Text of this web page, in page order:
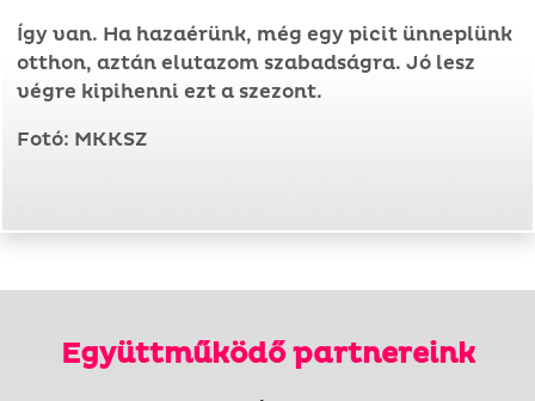
Így van. Ha hazaérünk, még egy picit ünneplünk
otthon, aztán elutazom szabadságra. Jó lesz
végre kipihenni ezt a szezont.
Fotó: MKKSZ
Együttműködő partnereink